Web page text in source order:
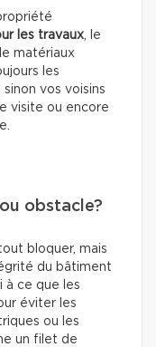
les travaux, le
matériaux
les
vos voisins
visite ou encore
obstacle?
bloquer, mais
du bâtiment
à ce que les
éviter les
ou les
un filet de